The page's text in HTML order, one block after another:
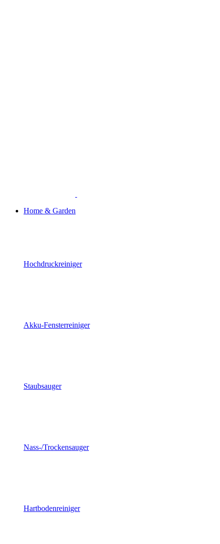
Home & Garden
Hochdruckreiniger
Akku-Fensterreiniger
Staubsauger
Nass-/Trockensauger
Hartbodenreiniger